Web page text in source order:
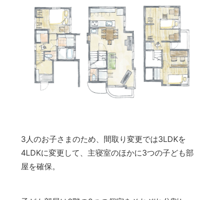
3人のお子さまのため、間取り変更では3LDKを
4LDKに変更して、主寝室のほかに3つの子ども部
屋を確保。